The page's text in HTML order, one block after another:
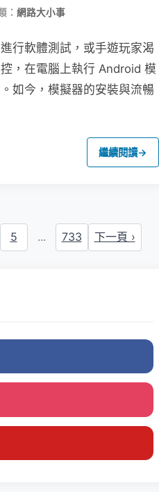
： 網路大小事
行軟體測試，或手遊玩家渴
，在電腦上執行 Android 模
如今，模擬器的安裝與流暢
繼續閱讀→
5 ... 733 下一頁 ›